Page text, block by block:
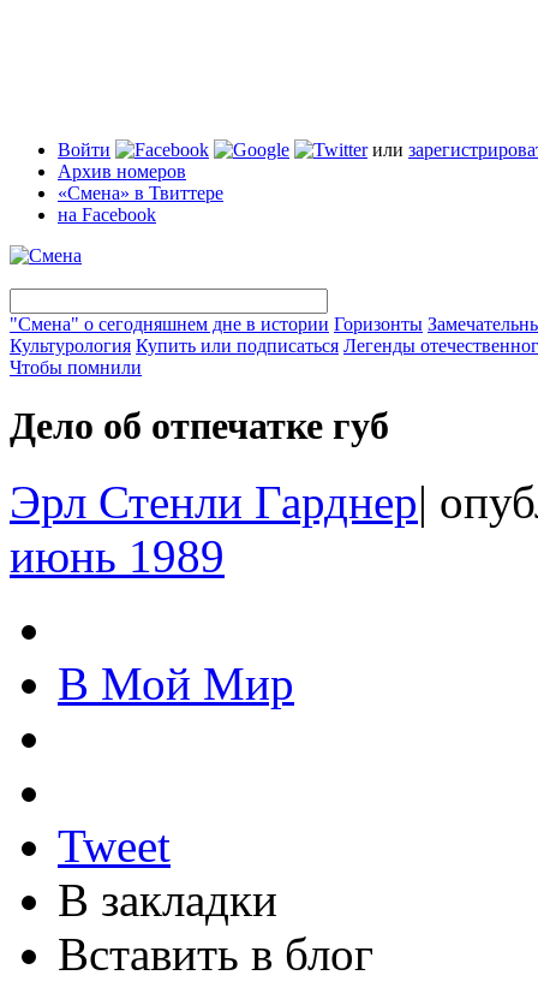
Войти или
Архив номеров
«Смена» в Твиттере
на Facebook
"Смена" о сегодняшнем дне в истории Горизонты
Культурология Купить или подписаться Легенды
Чтобы помнили
Дело об отпечатке губ
Эрл Стенли Гарднер|
июнь 1989
В Мой Мир
Tweet
В закладки
Вставить в блог